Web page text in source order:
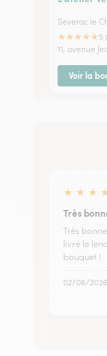
Severac le
★★★★★ 5
11, avenue
Voir la
★ ★ ★
Très
Très
livré le
bouquet !
02/06/2026